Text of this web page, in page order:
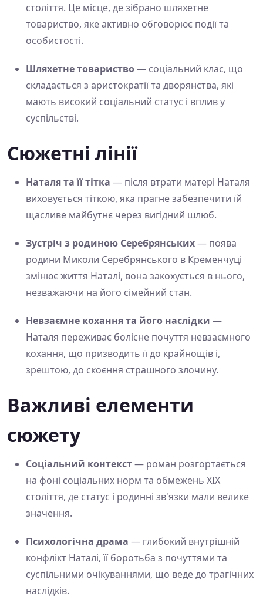
століття. Це місце, де зібрано шляхетне
товариство, яке активно обговорює події та
особистості.
Шляхетне товариство— соціальний клас, що
складається з аристократії та дворянства, які
мають високий соціальний статус і вплив у
суспільстві.
Сюжетні лінії
Наталя та її тітка — після втрати матері Наталя
виховується тіткою, яка прагне забезпечити їй
щасливе майбутнє через вигідний шлюб.
Зустріч з родиною Серебрянських— поява
родини Миколи Серебрянського в Кременчуці
змінює життя Наталі, вона закохується в нього,
незважаючи на його сімейний стан.
Невзаємне кохання та його наслідки —
Наталя переживає болісне почуття невзаємного
кохання, що призводить її до крайнощів і,
зрештою, до скоєння страшного злочину.
Важливі елементи
сюжету
Соціальний контекст— роман розгортається
на фоні соціальних норм та обмежень XIX
століття, де статус і родинні зв'язки мали велике
значення.
Психологічна драма — глибокий внутрішній
конфлікт Наталі, її боротьба з почуттями та
суспільними очікуваннями, що веде до трагічних
наслідків.